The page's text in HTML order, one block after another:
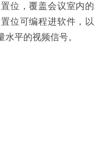
位，覆盖会议室内的
位可编程进软件，以
平的视频信号。